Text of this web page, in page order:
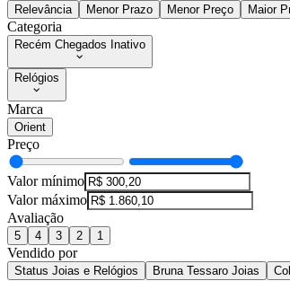
Relevância Menor Prazo Menor Preço Maior
Categoria
Recém Chegados Inativo
Relógios
Marca
Orient
Preço
Valor mínimo
Valor máximo
Avaliação
5 4 3 2 1
Vendido por
Status Joias e Relógios Bruna Tessaro Joias